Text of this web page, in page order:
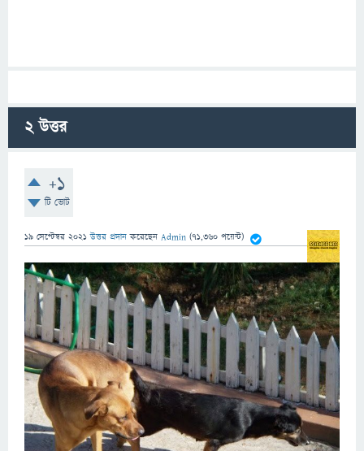
2উত্তর
+1
টি ভোট
19 সেপ্টেম্বর 2021 উত্তর প্রদান করেছেন Admin (71,360 পয়েন্ট)